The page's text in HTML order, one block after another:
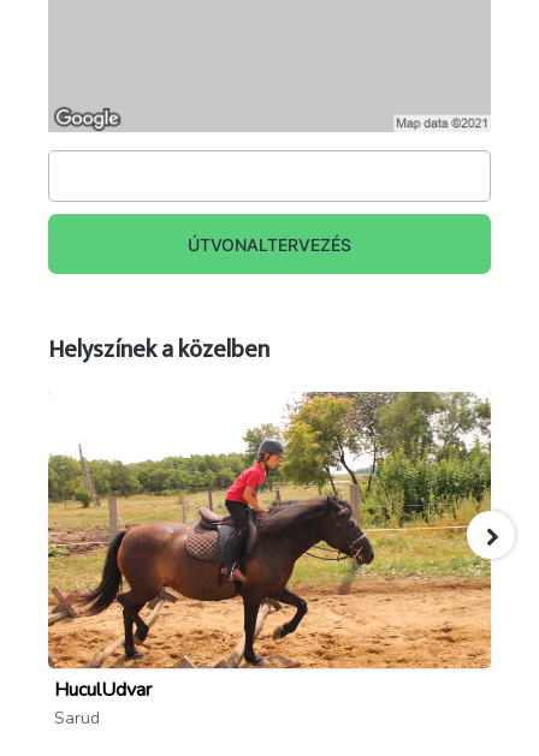
Forrás: facebook.com/events/821958710559944
ÚTVONALTERVEZÉS
Helyszínek a közelben
HuculUdvar
Sarud